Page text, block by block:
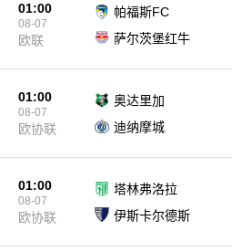
01:00
08-07
欧联
帕福斯FC
萨尔茨堡红牛
01:00
08-07
欧协联
奥达里加
迪纳摩城
01:00
08-07
欧协联
塔林弗洛拉
伊斯卡尔德斯